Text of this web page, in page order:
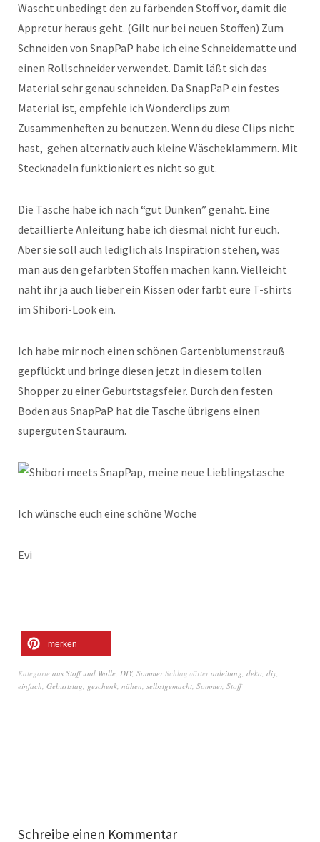
Wascht unbedingt den zu färbenden Stoff vor, damit die
Appretur heraus geht. (Gilt nur bei neuen Stoffen) Zum
Schneiden von SnapPaP habe ich eine Schneidematte und
einen Rollschneider verwendet. Damit läßt sich das
Material sehr genau schneiden. Da SnapPaP ein festes
Material ist, empfehle ich Wonderclips zum
Zusammenheften zu benutzen. Wenn du diese Clips nicht
hast, gehen alternativ auch kleine Wäscheklammern. Mit
Stecknadeln funktioniert es nicht so gut.
Die Tasche habe ich nach “gut Dünken” genäht. Eine
detaillierte Anleitung habe ich diesmal nicht für euch.
Aber sie soll auch lediglich als Inspiration stehen, was
man aus den gefärbten Stoffen machen kann. Vielleicht
näht ihr ja auch lieber ein Kissen oder färbt eure T-shirts
im Shibori-Look ein.
Ich habe mir noch einen schönen Gartenblumenstrauß
gepflückt und bringe diesen jetzt in diesem tollen
Shopper zu einer Geburtstagsfeier. Durch den festen
Boden aus SnapPaP hat die Tasche übrigens einen
superguten Stauraum.
Ich wünsche euch eine schöne Woche
Evi
merken
Kategorie aus Stoff und Wolle, DIY, Sommer Schlagwörteranleitung, deko, diy,
einfach, Geburtstag, geschenk, nähen, selbstgemacht, Sommer, Stoff
Schreibe einen Kommentar